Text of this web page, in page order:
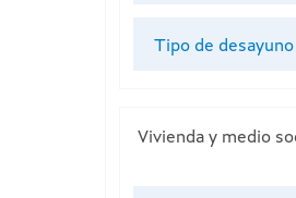
Tipo de
Vivienda y medio